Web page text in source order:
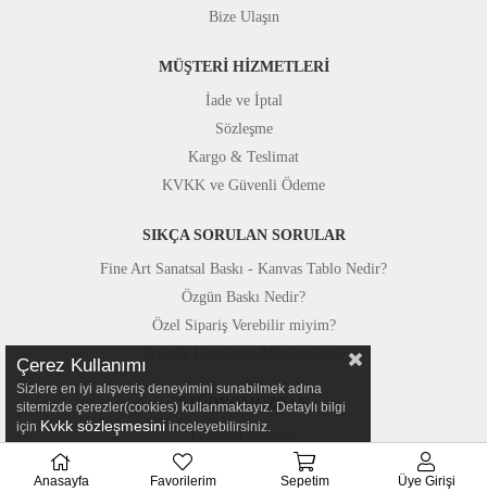
Bize Ulaşın
MÜŞTERİ HİZMETLERİ
İade ve İptal
Sözleşme
Kargo & Teslimat
KVKK ve Güvenli Ödeme
SIKÇA SORULAN SORULAR
Fine Art Sanatsal Baskı - Kanvas Tablo Nedir?
Özgün Baskı Nedir?
Özel Sipariş Verebilir miyim?
STÜDYOMUZDAN
Fotoğraf Kareleri
Basında Canvastar
Çerez Kullanımı
Sizlere en iyi alışveriş deneyimini sunabilmek adına
sitemizde çerezler(cookies) kullanmaktayız. Detaylı bilgi
için Kvkk sözleşmesini inceleyebilirsiniz.
Anasayfa Favorilerim Sepetim Üye Girişi